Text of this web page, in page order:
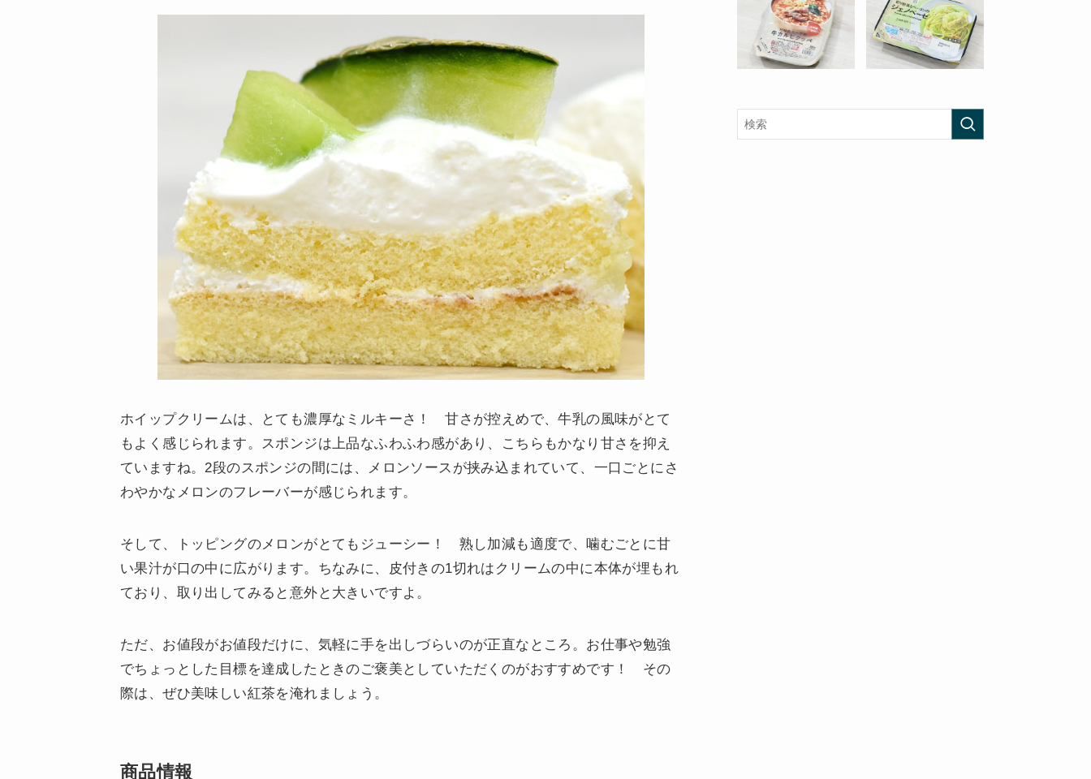
ホイップクリームは、とても濃厚なミルキーさ！ 甘さが控えめで、牛乳の風味がとて
もよく感じられます。スポンジは上品なふわふわ感があり、こちらもかなり甘さを抑え
ていますね。2段のスポンジの間には、メロンソースが挟み込まれていて、一口ごとにさ
わやかなメロンのフレーバーが感じられます。
そして、トッピングのメロンがとてもジューシー！ 熟し加減も適度で、噛むごとに甘
い果汁が口の中に広がります。ちなみに、皮付きの1切れはクリームの中に本体が埋もれ
ており、取り出してみると意外と大きいですよ。
ただ、お値段がお値段だけに、気軽に手を出しづらいのが正直なところ。お仕事や勉強
でちょっとした目標を達成したときのご褒美としていただくのがおすすめです！ その
際は、ぜひ美味しい紅茶を淹れましょう。
商品情報